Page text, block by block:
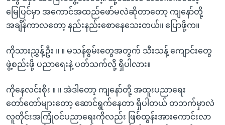
မြေပြင်မှာ အကောင်အထည်ဖော်မလဲဆိုတာတော့ ကျနော်တို့
အချိန်ကာလတော့ နည်းနည်းစောနေသေးတယ်။ ပြောဖို့က။
ကိုသားညွှန့်ဦး ။ ။ မသန်စွမ်းတွေအတွက် သီးသန့် ကျောင်းတွေ
ဖွဲ့စည်းဖို့ ပညာရေးနဲ့ ပတ်သက်လို့ ရှိပါလား။
ကိုနေလင်းစိုး ။ ။ အဲဒါတော့ ကျနော်တို့ အထူးပညာရေး
တော်တော်များတော့ ဆောင်ရွက်နေတာ ရှိပါတယ် တဘက်မှာလဲ
လူတိုင်းအကြုံဝင်ပညာရေးကိုလည်း ဖြစ်ထွန်းအားကောင်းလာ